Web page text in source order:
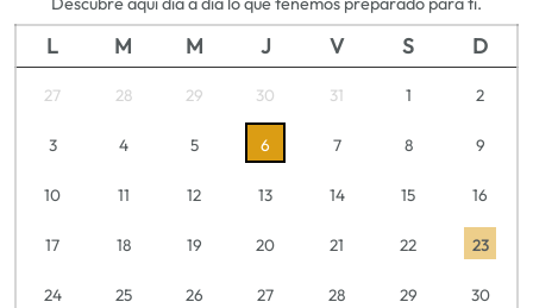
L M M J V S D
27 28 29 30 31 1 2
3 4 5 6 7 8 9
10 11 12 13 14 15 16
17 18 19 20 21 22 23
24 25 26 27 28 29 30